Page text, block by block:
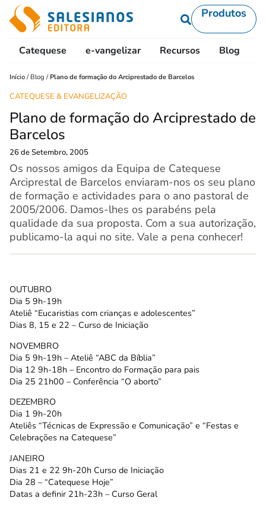
Produtos
Catequese e-vangelizar Recursos Blog
Início / Blog /Plano de formação do Arciprestado de Barcelos
CATEQUESE & EVANGELIZAÇÃO
Plano de formação do Arciprestado de
Barcelos
26 de Setembro, 2005
Os nossos amigos da Equipa de Catequese
Arciprestal de Barcelos enviaram-nos os seu plano
de formação e actividades para o ano pastoral de
2005/2006. Damos-lhes os parabéns pela
qualidade da sua proposta. Com a sua autorização,
publicamo-la aqui no site. Vale a pena conhecer!
OUTUBRO
Dia 5 9h-19h
Ateliê “Eucaristias com crianças e adolescentes”
Dias 8, 15 e 22 – Curso de Iniciação
NOVEMBRO
Dia 5 9h-19h – Ateliê “ABC da Bíblia”
Dia 12 9h-18h – Encontro do Formação para pais
Dia 25 21h00 – Conferência “O aborto”
DEZEMBRO
Dia 1 9h-20h
Ateliês “Técnicas de Expressão e Comunicação” e “Festas e
Celebrações na Catequese”
JANEIRO
Dias 21 e 22 9h-20h Curso de Iniciação
Dia 28 – “Catequese Hoje”
Datas a definir 21h-23h – Curso Geral